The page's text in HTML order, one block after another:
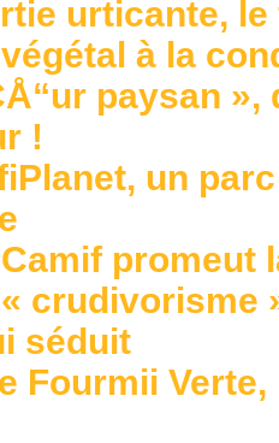
urticante,
à la
paysan
!
un
promeut
crudivorisme
séduit
Fourmii